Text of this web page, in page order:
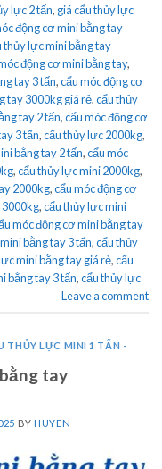
lực 2 tấn, giá cẩu thủy lực
động cơ mini bằng tay
thủy lực mini bằng tay
động cơ mini bằng tay,
tay 3 tấn,cẩu móc động cơ
tay 3000kg giá rẻ,cẩu thủy
tay 2 tấn,cẩu móc động cơ
3 tấn,cẩu thủy lực 2000kg,
bằng tay 2 tấn,cẩu móc
,cẩu thủy lực mini 2000kg,
2000kg,cẩu móc động cơ
3000kg,cẩu thủy lực mini
móc động cơ mini bằng tay
bằng tay 3 tấn,cẩu thủy
mini bằng tay giá rẻ,cẩu
bằng tay 3 tấn,cẩu thủy lực
Leave a comment
THỦY LỰC MINI 1 TẤN -
tay
BYHUYEN